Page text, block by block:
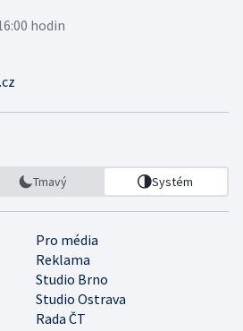
hodin
Tmavý Systém
Pro média
Reklama
Studio Brno
Studio Ostrava
Rada ČT